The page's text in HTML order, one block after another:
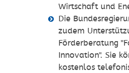
Wirtschaft und
Die
zudem
Förderberatung
Innovation". Sie
kostenlos